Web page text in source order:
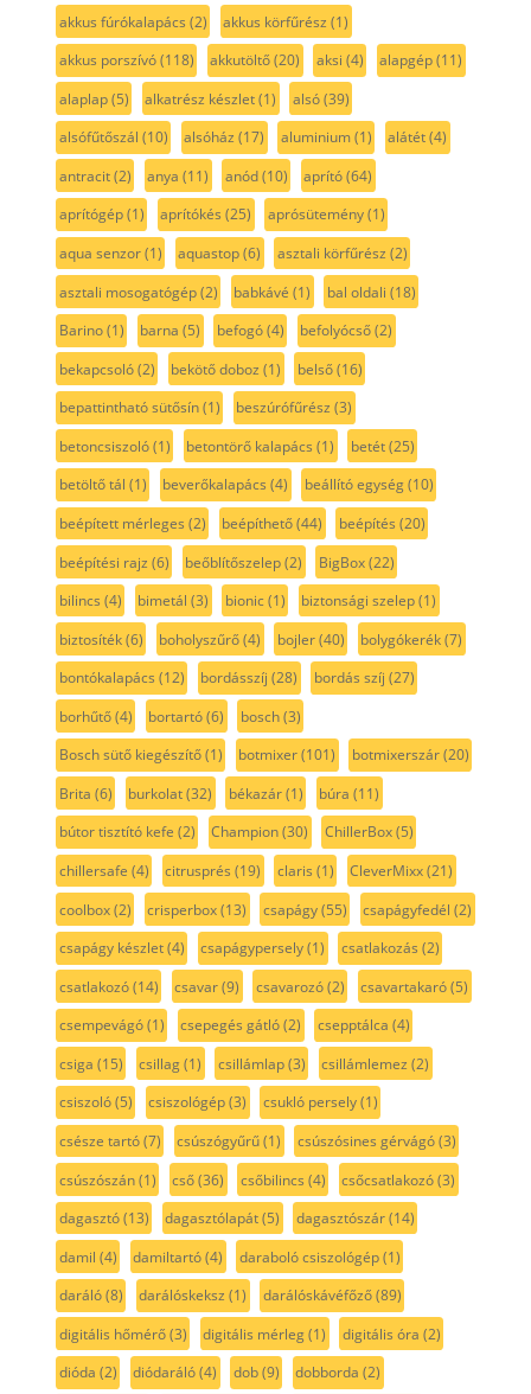
akkus fúrókalapács (2) akkus körfűrész (1)
akkus porszívó(118) akkutöltő(20) aksi (4) alapgép(11)
alaplap(5) alkatrész készlet(1) alsó(39)
alsófűtőszál (10) alsóház (17) aluminium(1) alátét(4)
antracit(2) anya (11) anód(10) aprító(64)
aprítógép(1) aprítókés (25) aprósütemény(1)
aqua senzor(1) aquastop(6) asztali körfűrész (2)
asztali mosogatógép(2) babkávé (1) bal oldali (18)
Barino(1) barna (5) befogó(4) befolyócső(2)
bekapcsoló(2) bekötő doboz (1) belső(16)
bepattintható sütősín(1) beszúrófűrész (3)
betoncsiszoló(1) betontörő kalapács (1) betét(25)
betöltő tál (1) beverőkalapács (4) beállító egység(10)
beépített mérleges (2) beépíthető(44) beépítés (20)
beépítési rajz (6) beőblítőszelep(2) BigBox(22)
bilincs (4) bimetál (3) bionic(1) biztonsági szelep(1)
biztosíték(6) boholyszűrő(4) bojler(40) bolygókerék(7)
bontókalapács (12) bordásszíj (28) bordás szíj (27)
borhűtő(4) bortartó(6) bosch(3)
Bosch sütő kiegészítő(1) botmixer(101) botmixerszár(20)
Brita (6) burkolat(32) békazár(1) búra (11)
bútor tisztító kefe (2) Champion(30) ChillerBox(5)
chillersafe (4) citrusprés (19) claris (1) CleverMixx(21)
coolbox(2) crisperbox(13) csapágy(55) csapágyfedél (2)
csapágy készlet(4) csapágypersely(1) csatlakozás (2)
csatlakozó(14) csavar(9) csavarozó(2) csavartakaró(5)
csempevágó(1) csepegés gátló(2) csepptálca (4)
csiga (15) csillag(1) csillámlap(3) csillámlemez (2)
csiszoló(5) csiszológép(3) csukló persely(1)
csésze tartó(7) csúszógyűrű(1) csúszósines gérvágó(3)
csúszószán(1) cső(36) csőbilincs (4) csőcsatlakozó(3)
dagasztó(13) dagasztólapát(5) dagasztószár(14)
damil (4) damiltartó(4) daraboló csiszológép(1)
daráló(8) darálóskeksz (1) darálóskávéfőző(89)
digitális hőmérő(3) digitális mérleg(1) digitális óra (2)
dióda (2) diódaráló(4) dob(9) dobborda (2)